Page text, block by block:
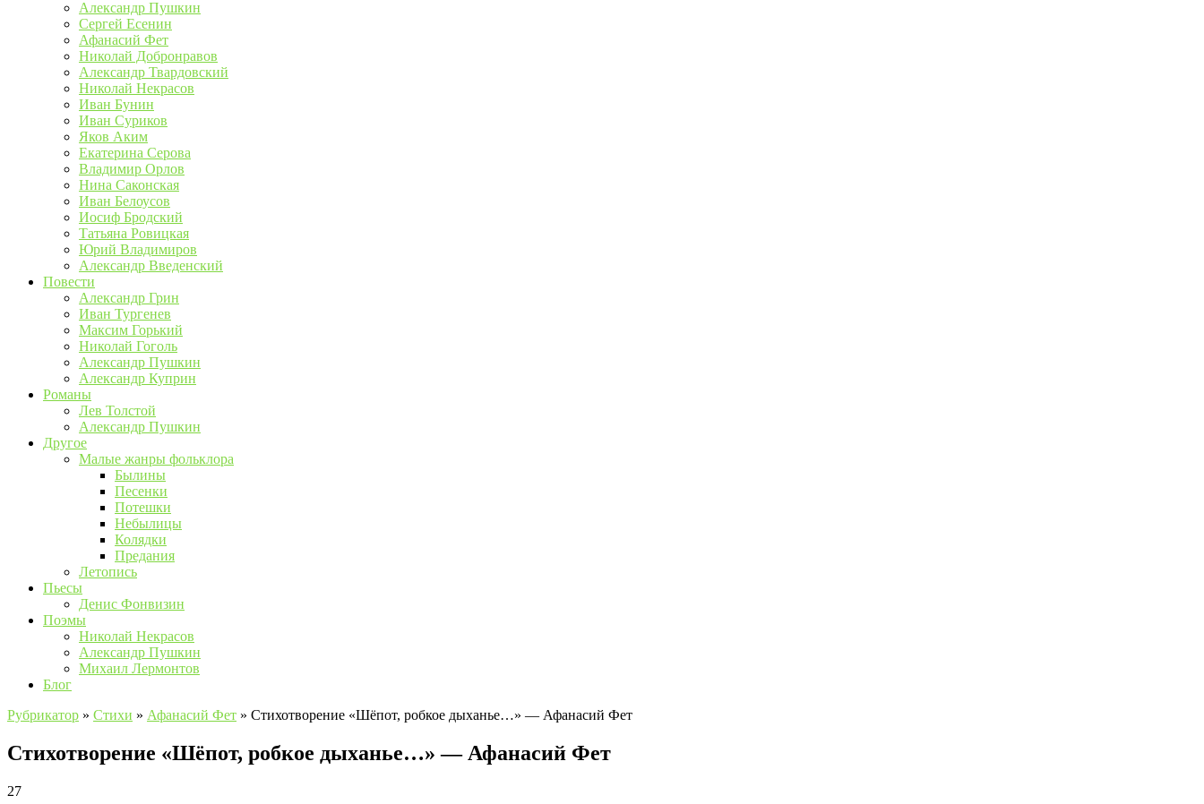
Александр Пушкин
Сергей Есенин
Афанасий Фет
Николай Добронравов
Александр Твардовский
Николай Некрасов
Иван Бунин
Иван Суриков
Яков Аким
Екатерина Серова
Владимир Орлов
Нина Саконская
Иван Белоусов
Иосиф Бродский
Татьяна Ровицкая
Юрий Владимиров
Александр Введенский
Повести
Александр Грин
Иван Тургенев
Максим Горький
Николай Гоголь
Александр Пушкин
Александр Куприн
Романы
Лев Толстой
Александр Пушкин
Другое
Малые жанры фольклора
Былины
Песенки
Потешки
Небылицы
Колядки
Предания
Летопись
Пьесы
Денис Фонвизин
Поэмы
Николай Некрасов
Александр Пушкин
Михаил Лермонтов
Блог
Рубрикатор » Стихи » Афанасий Фет » Стихотворение «Шёпот, робкое дыханье…» — Афанасий Фет
Стихотворение «Шёпот, робкое дыханье…» — Афанасий Фет
27